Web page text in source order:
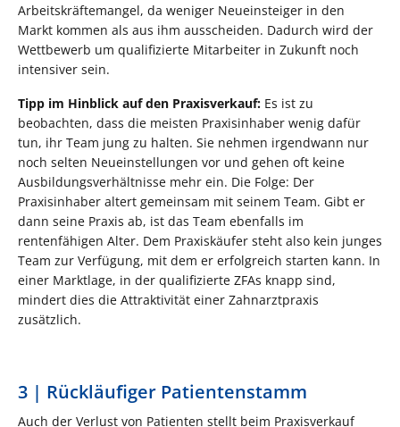
Arbeitskräftemangel, da weniger Neueinsteiger in den
Markt kommen als aus ihm ausscheiden. Dadurch wird der
Wettbewerb um qualifizierte Mitarbeiter in Zukunft noch
intensiver sein.
Tipp im Hinblick auf den Praxisverkauf: Es ist zu
beobachten, dass die meisten Praxisinhaber wenig dafür
tun, ihr Team jung zu halten. Sie nehmen irgendwann nur
noch selten Neueinstellungen vor und gehen oft keine
Ausbildungsverhältnisse mehr ein. Die Folge: Der
Praxisinhaber altert gemeinsam mit seinem Team. Gibt er
dann seine Praxis ab, ist das Team ebenfalls im
rentenfähigen Alter. Dem Praxiskäufer steht also kein junges
Team zur Verfügung, mit dem er erfolgreich starten kann. In
einer Marktlage, in der qualifizierte ZFAs knapp sind,
mindert dies die Attraktivität einer Zahnarztpraxis
zusätzlich.
3 | Rückläufiger Patientenstamm
Auch der Verlust von Patienten stellt beim Praxisverkauf